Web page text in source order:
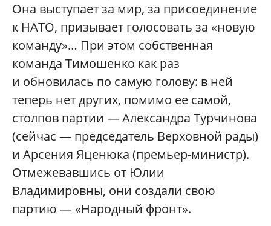
Она выступает за мир, за присоединение
к НАТО, призывает голосовать за «новую
команду»… При этом собственная
команда Тимошенко как раз
и обновилась по самую голову: в ней
теперь нет других, помимо ее самой,
столпов партии — Александра Турчинова
(сейчас — председатель Верховной рады)
и Арсения Яценюка (премьер-министр).
Отмежевавшись от Юлии
Владимировны, они создали свою
партию — «Народный фронт».